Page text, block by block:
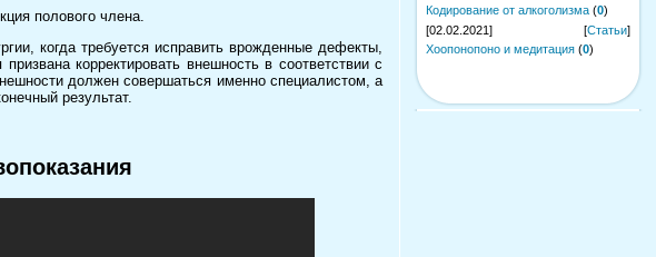
полового члена.
когда требуется исправить врожденные дефекты,
корректировать внешность в соответствии с
должен совершаться именно специалистом, а
результат.
Кодирование от алкоголизма (0)
[02.02.2021]
[Статьи]
Хоопонопоно и медитация (0)